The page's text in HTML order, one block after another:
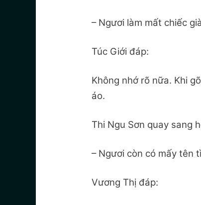
– Ngươi làm mất chiếc
Túc Giới đáp:
Không nhớ rõ nữa. Khi
áo.
Thi Ngu Sơn quay sang
– Ngươi còn có mấy tên
Vương Thị đáp: